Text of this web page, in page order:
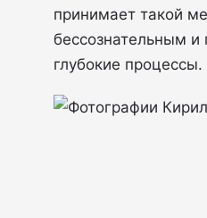
принимает такой
бессознательным и
глубокие процессы.